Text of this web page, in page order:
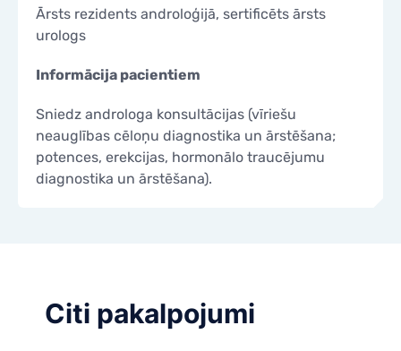
KONTAKTI
KONTAKTI
Ārsts rezidents androloģijā, sertificēts ārsts
urologs
Informācija pacientiem
Sniedz androloga konsultācijas (vīriešu
neauglības cēloņu diagnostika un ārstēšana;
potences, erekcijas, hormonālo traucējumu
diagnostika un ārstēšana).
Citi pakalpojumi